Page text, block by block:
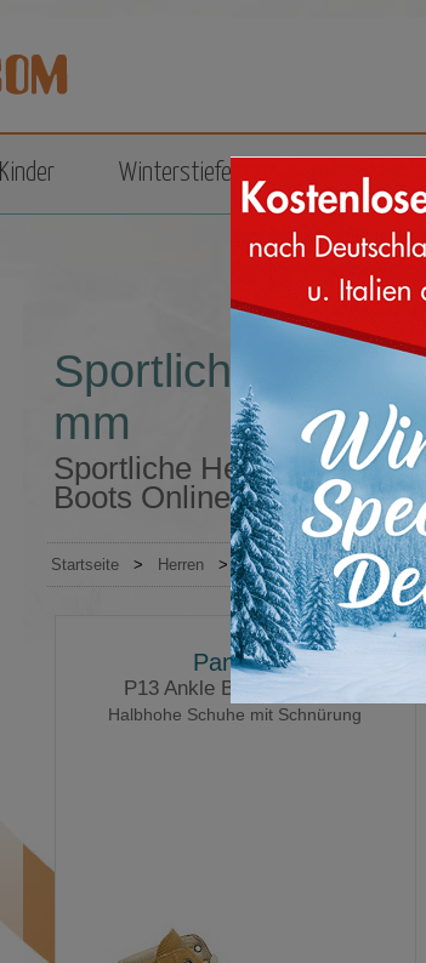
Kinder Winterstiefel Zubehör
Sportliche
mm
Sportliche Herrenschuhe
Boots Online Shop kaufen
Startseite > Herren > Sportliche Schuhe >
Panchic
P13 Ankle Boot Montone
Halbhohe Schuhe mit Schnürung